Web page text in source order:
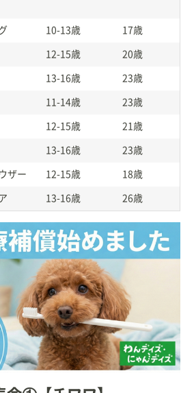
10-13歳 17歳
12-15歳 20歳
13-16歳 23歳
11-14歳 23歳
12-15歳 21歳
13-16歳 23歳
ザー 12-15歳 18歳
13-16歳 26歳